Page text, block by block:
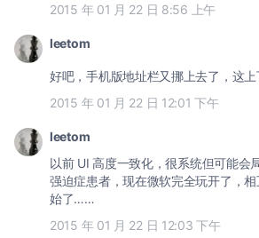
2015 年 01 月 22 日 8:56 上午
leetom
好吧，手机版地址栏又挪上去了，这
2015 年 01 月 22 日 12:01 下午
leetom
以前 UI 高度一致化，很系统但可能会
强迫症患者，现在微软完全玩开了，
始了……
2015 年 01 月 22 日 12:03 下午